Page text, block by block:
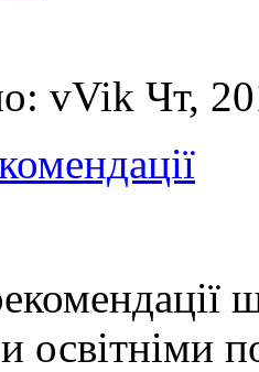
vVik Чт,
освітніми